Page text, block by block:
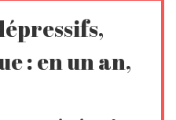
: en un an,